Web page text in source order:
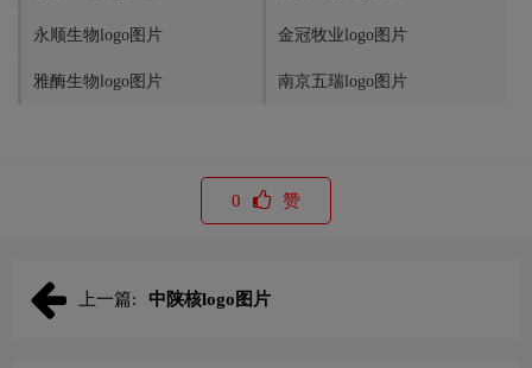
永顺生物logo图片 金冠牧业logo图片
雅酶生物logo图片 南京五瑞logo图片
0 赞
上一篇: 中陕核logo图片